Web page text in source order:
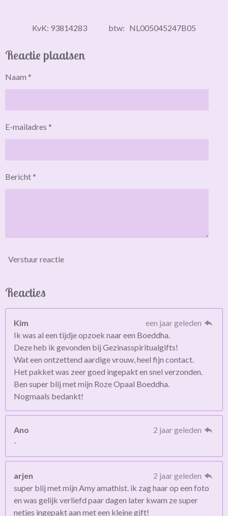
KvK: 93814283 btw: NL005045247B05
Reactie plaatsen
Naam *
E-mailadres *
Bericht *
Verstuur reactie
Reacties
Kim
een jaar geleden
Ik was al een tijdje opzoek naar een Boeddha.
Deze heb ik gevonden bij Gezinasspiritualgifts!
Wat een ontzettend aardige vrouw, heel fijn contact.
Het pakket was zeer goed ingepakt en snel verzonden.
Ben super blij met mijn Roze Opaal Boeddha.
Nogmaals bedankt!
Ano
2 jaar geleden
-
arjen
2 jaar geleden
super blij met mijn Amy amathist. ik zag haar op een foto
en was gelijk verliefd paar dagen later kwam ze super
netjes ingepakt aan met een kleine gift!